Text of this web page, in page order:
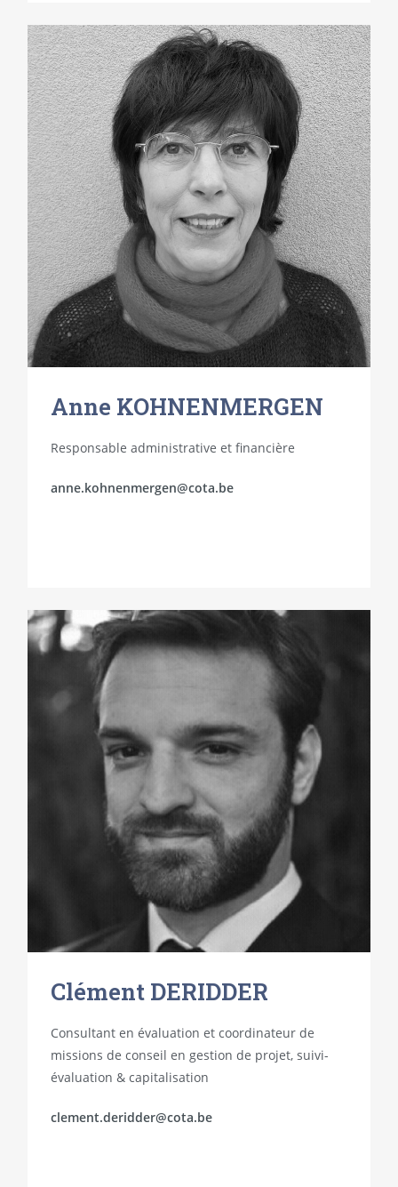
Anne KOHNENMERGEN
Responsable administrative et financière
anne.kohnenmergen@cota.be
Clément DERIDDER
Consultant en évaluation et coordinateur de
missions de conseil en gestion de projet, suivi-
évaluation & capitalisation
clement.deridder@cota.be